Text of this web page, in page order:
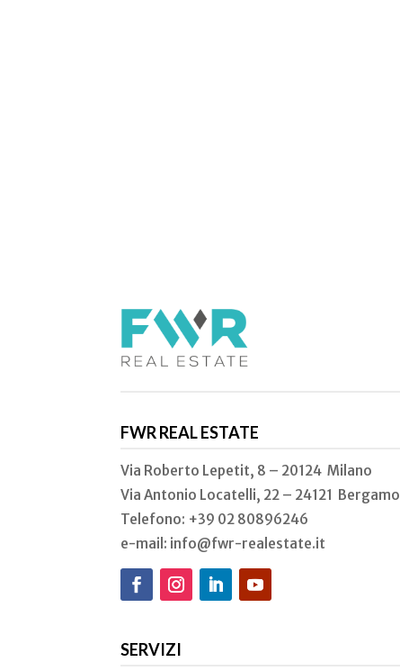
FWR REAL ESTATE
Via Roberto Lepetit, 8 – 20124 Milano
Via Antonio Locatelli, 22 – 24121 Bergamo
Telefono: +39 02 80896246
e-mail: info@fwr-realestate.it
SERVIZI